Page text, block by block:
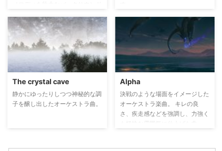
メロディを壮大なバックサウンド
The crystal cave
静かにゆったりしつつ神秘的な調
子を醸し出したオーケストラ曲。
Alpha
決戦のような場面をイメージした
オーケストラ楽曲。 キレの良
さ、疾走感などを強調し、力強く